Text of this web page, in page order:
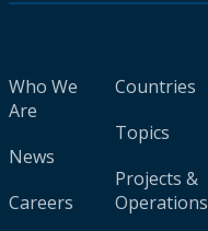
Who We
Are
News
Careers
Countries
Topics
Projects &
Operations